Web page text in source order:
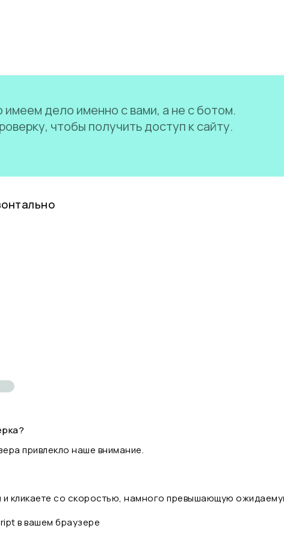
дело именно с вами, а не с ботом.
чтобы получить доступ к сайту.
привлекло наше внимание.
и кликаете со скоростью, намного превышающую
в вашем браузере